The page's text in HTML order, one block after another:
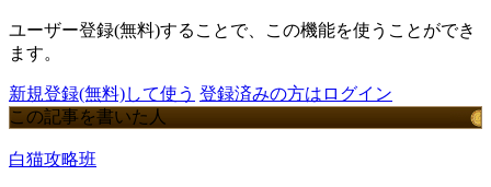
ユーザー登録(無料)することで、この機能を使うことができ
ます。
新規登録(無料)して使う 登録済みの方はログイン
この記事を書いた人
白猫攻略班